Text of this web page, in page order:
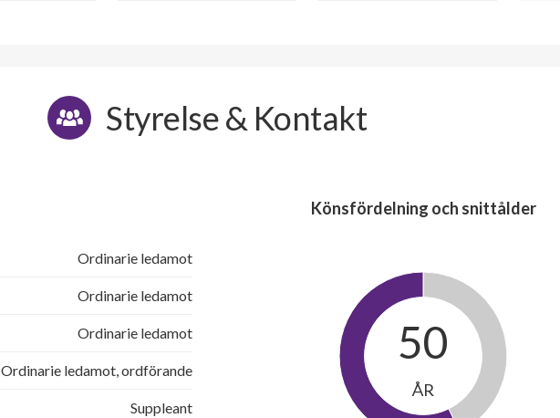
Styrelse & Kontakt
Ordinarie ledamot
Ordinarie ledamot
Ordinarie ledamot
Ordinarie ledamot, ordförande
Suppleant
Könsfördelning och snittålder
50
ÅR